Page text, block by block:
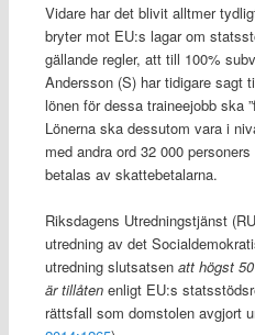
Vidare har det blivit alltmer
bryter mot EU:s lagar om
gällande regler, att till 100%
Andersson (S) har tidigare sagt
lönen för dessa traineejobb ska
Lönerna ska dessutom vara i
med andra ord 32 000
betalas av skattebetalarna.
Riksdagens Utredningstjänst
utredning av det
utredning slutsatsen att högst
är tillåtenenligt EU:s
rättsfall som domstolen avgjort